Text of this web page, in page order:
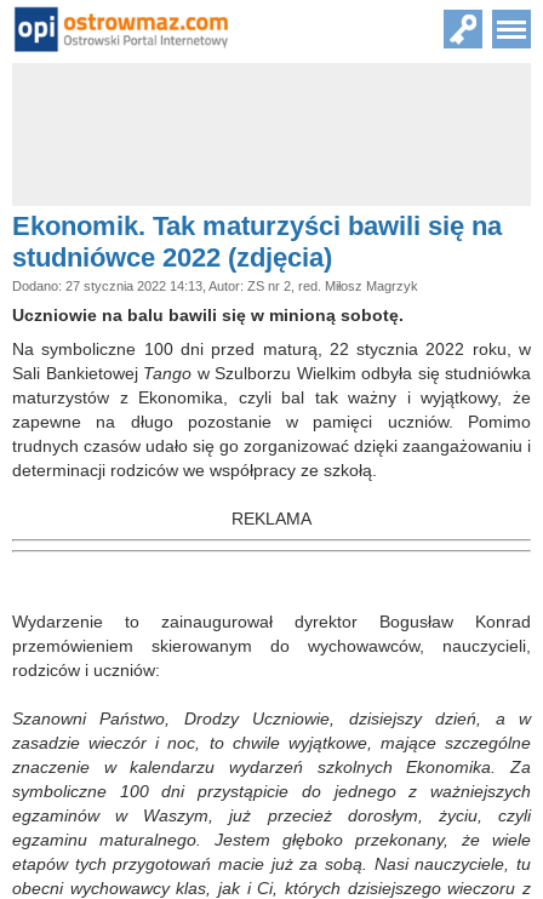
Ekonomik. Tak maturzyści bawili się na
studniówce 2022 (zdjęcia)
Dodano: 27 stycznia 2022 14:13, Autor: ZS nr 2, red. Miłosz Magrzyk
Uczniowie na balu bawili się w minioną sobotę.
Na symboliczne 100 dni przed maturą, 22 stycznia 2022 roku, w
Sali Bankietowej Tango w Szulborzu Wielkim odbyła się studniówka
maturzystów z Ekonomika, czyli bal tak ważny i wyjątkowy, że
zapewne na długo pozostanie w pamięci uczniów. Pomimo
trudnych czasów udało się go zorganizować dzięki zaangażowaniu i
determinacji rodziców we współpracy ze szkołą.
REKLAMA
Wydarzenie to zainaugurował dyrektor Bogusław Konrad
przemówieniem skierowanym do wychowawców, nauczycieli,
rodziców i uczniów:
Szanowni Państwo, Drodzy Uczniowie, dzisiejszy dzień, a w
zasadzie wieczór i noc, to chwile wyjątkowe, mające szczególne
znaczenie w kalendarzu wydarzeń szkolnych Ekonomika. Za
symboliczne 100 dni przystąpicie do jednego z ważniejszych
egzaminów w Waszym, już przecież dorosłym, życiu, czyli
egzaminu maturalnego. Jestem głęboko przekonany, że wiele
etapów tych przygotowań macie już za sobą. Nasi nauczyciele, tu
obecni wychowawcy klas, jak i Ci, których dzisiejszego wieczoru z